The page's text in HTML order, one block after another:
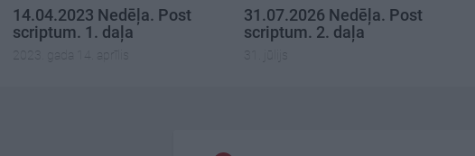
14.04.2023 Nedēļa. Post
scriptum. 1. daļa
2023. gada 14. aprīlis
31.07.2026 Nedēļa. Post
scriptum. 2. daļa
31. jūlijs